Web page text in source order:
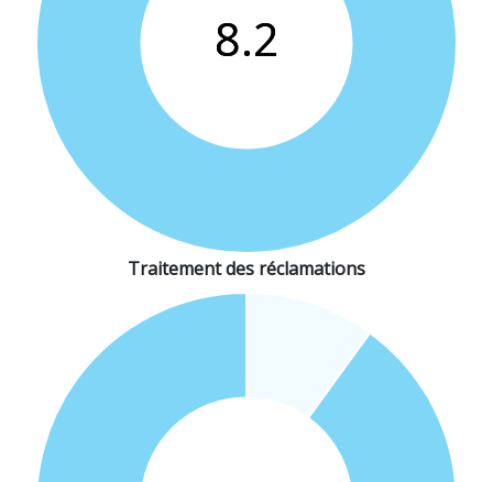
Traitement des réclamations